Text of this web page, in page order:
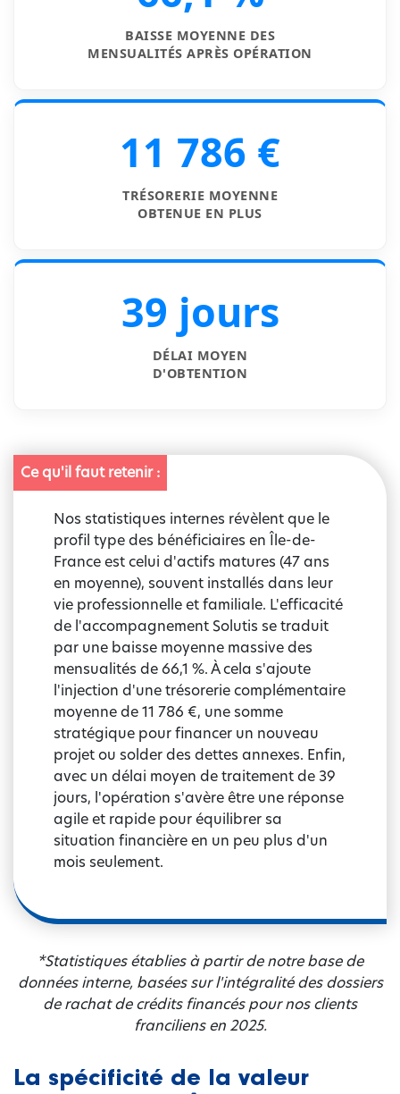
BAISSE MOYENNE DES
MENSUALITÉS APRÈS OPÉRATION
11 786 €
TRÉSORERIE MOYENNE
OBTENUE EN PLUS
39 jours
DÉLAI MOYEN
D'OBTENTION
Ce qu'il faut retenir :
Nos statistiques internes révèlent que le
profil type des bénéficiaires en Île-de-
France est celui d'actifs matures (47 ans
en moyenne), souvent installés dans leur
vie professionnelle et familiale. L'efficacité
de l'accompagnement Solutis se traduit
par une baisse moyenne massive des
mensualités de 66,1 %. À cela s'ajoute
l'injection d'une trésorerie complémentaire
moyenne de 11 786 €, une somme
stratégique pour financer un nouveau
projet ou solder des dettes annexes. Enfin,
avec un délai moyen de traitement de 39
jours, l'opération s'avère être une réponse
agile et rapide pour équilibrer sa
situation financière en un peu plus d'un
mois seulement.
*Statistiques établies à partir de notre base de
données interne, basées sur l'intégralité des dossiers
de rachat de crédits financés pour nos clients
franciliens en 2025.
La spécificité de la valeur